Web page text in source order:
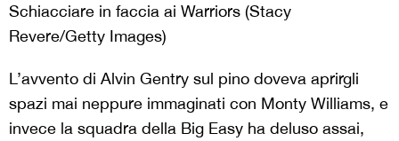
Schiacciare in faccia ai Warriors (Stacy
Revere/Getty Images)
L’avvento di Alvin Gentry sul pino doveva aprirgli
spazi mai neppure immaginati con Monty Williams, e
invece la squadra della Big Easy ha deluso assai,